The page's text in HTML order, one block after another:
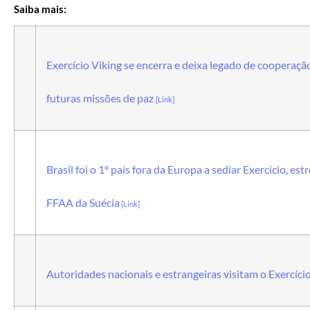
Saiba mais:
Exercício Viking se encerra e deixa legado de
futuras missões de paz [Link]
Brasil foi o 1º país fora da Europa a sediar Exercício,
FFAA da Suécia [Link]
Autoridades nacionais e estrangeiras visitam o